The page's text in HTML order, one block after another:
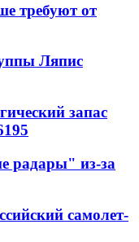
требуют от
Ляпис
запас
радары" из-за
самолет-